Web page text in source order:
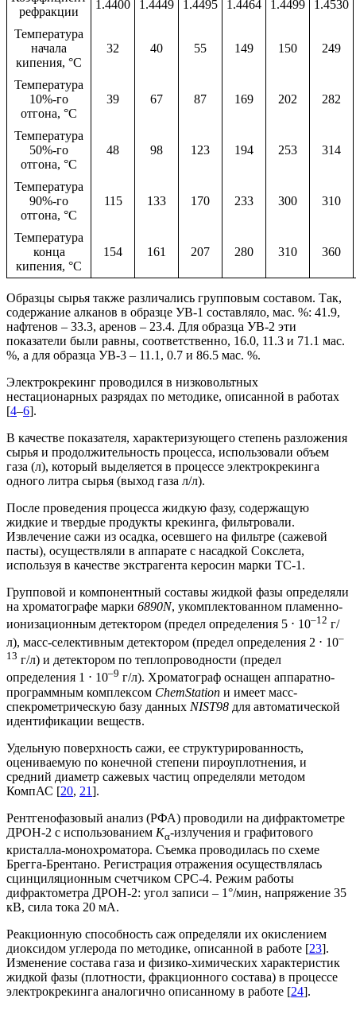
рефракции
1.4400 1.4449 1.4495 1.4464 1.4499 1.4530
Температура
начала
кипения, °С
32 40 55 149 150 249
Температура
10%-го
отгона, °С
39 67 87 169 202 282
Температура
50%-го
отгона, °С
48 98 123 194 253 314
Температура
90%-го
отгона, °С
115 133 170 233 300 310
Температура
конца
кипения, °С
154 161 207 280 310 360
Образцы сырья также различались групповым составом. Так,
содержание алканов в образце УВ-1 составляло, мас. %: 41.9,
нафтенов – 33.3, аренов – 23.4. Для образца УВ-2 эти
показатели были равны, соответственно, 16.0, 11.3 и 71.1 мас.
%, а для образца УВ-3 – 11.1, 0.7 и 86.5 мас. %.
Электрокрекинг проводился в низковольтных
нестационарных разрядах по методике, описанной в работах
[4–6].
В качестве показателя, характеризующего степень разложения
сырья и продолжительность процесса, использовали объем
газа (л), который выделяется в процессе электрокрекинга
одного литра сырья (выход газа л/л).
После проведения процесса жидкую фазу, содержащую
жидкие и твердые продукты крекинга, фильтровали.
Извлечение сажи из осадка, осевшего на фильтре (сажевой
пасты), осуществляли в аппарате с насадкой Сокслета,
используя в качестве экстрагента керосин марки ТС-1.
Групповой и компонентный составы жидкой фазы определяли
на хроматографе марки 6890N, укомплектованном пламенно-
ионизационным детектором (предел определения 5 ⋅ 10–12 г/
л), масс-селективным детектором (предел определения 2 ⋅ 10–
13 г/л) и детектором по теплопроводности (предел
определения 1 ⋅ 10–9 г/л). Хроматограф оснащен аппаратно-
программным комплексом ChemStation и имеет масс-
спекрометрическую базу данных NIST98 для автоматической
идентификации веществ.
Удельную поверхность сажи, ее структурированность,
оцениваемую по конечной степени пироуплотнения, и
средний диаметр сажевых частиц определяли методом
КомпАС [20, 21].
Рентгенофазовый анализ (РФА) проводили на дифрактометре
ДРОН-2 с использованием Kα-излучения и графитового
кристалла-монохроматора. Съемка проводилась по схеме
Брегга-Брентано. Регистрация отражения осуществлялась
сцинциляционным счетчиком СРС-4. Режим работы
дифрактометра ДРОН-2: угол записи – 1°/мин, напряжение 35
кВ, сила тока 20 мА.
Реакционную способность саж определяли их окислением
диоксидом углерода по методике, описанной в работе [23].
Изменение состава газа и физико-химических характеристик
жидкой фазы (плотности, фракционного состава) в процессе
электрокрекинга аналогично описанному в работе [24].